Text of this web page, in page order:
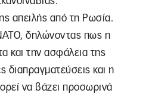
απειλής από τη Ρωσία.
ΝΑΤΟ, δηλώνοντας πως η
και την ασφάλεια της
διαπραγματεύσεις και η
να βάζει προσωρινά